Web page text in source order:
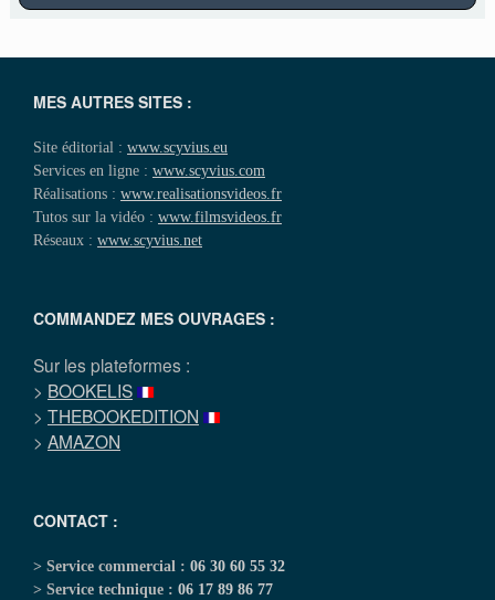
MES AUTRES SITES :
Site éditorial : www.scyvius.eu
Services en ligne : www.scyvius.com
Réalisations : www.realisationsvideos.fr
Tutos sur la vidéo : www.filmsvideos.fr
Réseaux : www.scyvius.net
COMMANDEZ MES OUVRAGES :
Sur les plateformes :
> BOOKELIS
> THEBOOKEDITION
> AMAZON
CONTACT :
> Service commercial : 06 30 60 55 32
> Service technique : 06 17 89 86 77